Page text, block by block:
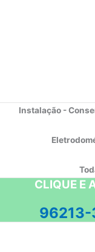
Instalação -
CLIQUE E
96213-